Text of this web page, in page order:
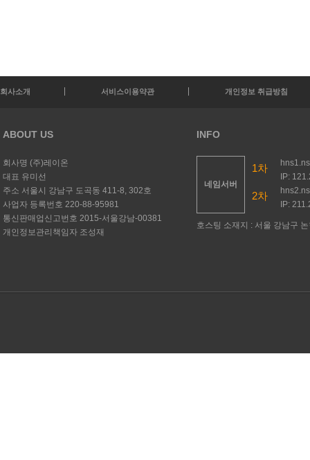
회사소개 서비스이용약관 개인정보 취급방침
ABOUT US
회사명 (주)레이온
대표 유미선
주소 서울시 강남구 도곡동 411-8, 302호
사업자 등록번호 220-88-95981
통신판매업신고번호 2015-서울강남-00381
개인정보관리책임자 조성재
INFO
네임서버
1차
IP:
2차
IP:
호스팅 소재지 : 서울 강남구